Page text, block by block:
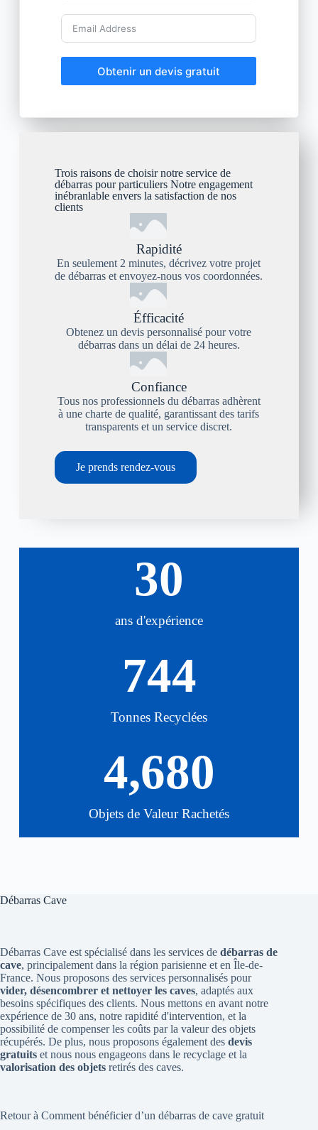
Obtenir un devis gratuit
Trois raisons de choisir notre service de
débarras pour particuliers Notre engagement
inébranlable envers la satisfaction de nos
clients
Rapidité
En seulement 2 minutes, décrivez votre projet
de débarras et envoyez-nous vos coordonnées.
Éfficacité
Obtenez un devis personnalisé pour votre
débarras dans un délai de 24 heures.
Confiance
Tous nos professionnels du débarras adhèrent
à une charte de qualité, garantissant des tarifs
transparents et un service discret.
Je prends rendez-vous
ans d'expérience
30
Tonnes Recyclées
744
Objets de Valeur Rachetés
4,680
Débarras Cave
Débarras Cave est spécialisé dans les services de débarras de
cave, principalement dans la région parisienne et en Île-de-
France. Nous proposons des services personnalisés pour
vider, désencombrer et nettoyer les caves, adaptés aux
besoins spécifiques des clients. Nous mettons en avant notre
expérience de 30 ans, notre rapidité d'intervention, et la
possibilité de compenser les coûts par la valeur des objets
récupérés. De plus, nous proposons également des devis
gratuits et nous nous engageons dans le recyclage et la
valorisation des objets retirés des caves.
Retour à Comment bénéficier d’un débarras de cave gratuit